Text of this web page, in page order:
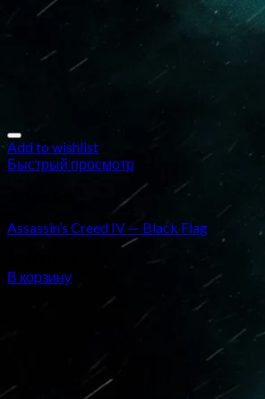
Add to wishlist
Быстрый просмотр
Assassin’s Creed IV — Black Flag
В корзину